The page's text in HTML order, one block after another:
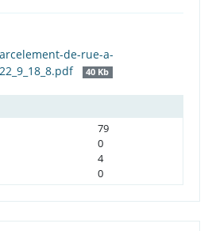
de-rue-a-
40 Kb
79
0
4
0